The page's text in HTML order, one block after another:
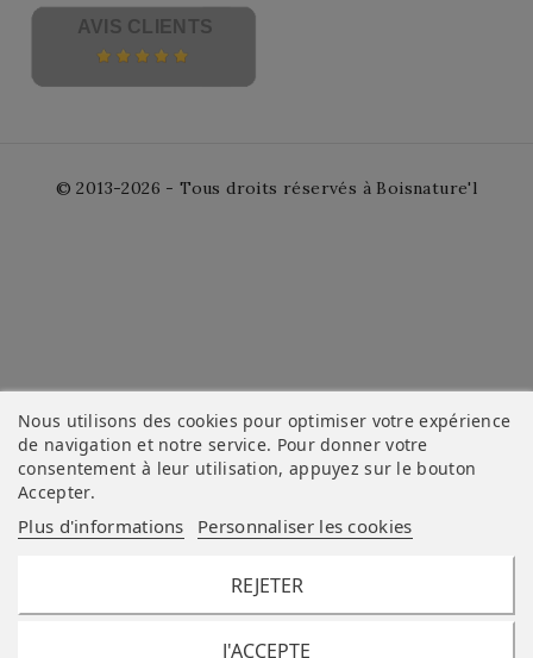
Nous utilisons des cookies pour optimiser votre expérience
de navigation et notre service. Pour donner votre
consentement à leur utilisation, appuyez sur le bouton
Accepter.
Plus d'informations Personnaliser les cookies
REJETER
J'ACCEPTE
AVIS CLIENTS
© 2013-2026 - Tous droits réservés à Boisnature'l